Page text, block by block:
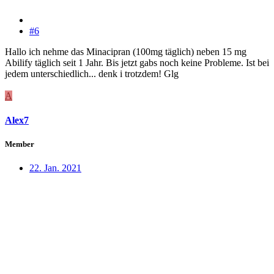
#6
Hallo ich nehme das Minacipran (100mg täglich) neben 15 mg
Abilify täglich seit 1 Jahr. Bis jetzt gabs noch keine Probleme. Ist bei
jedem unterschiedlich... denk i trotzdem! Glg
A
Alex7
Member
22. Jan. 2021